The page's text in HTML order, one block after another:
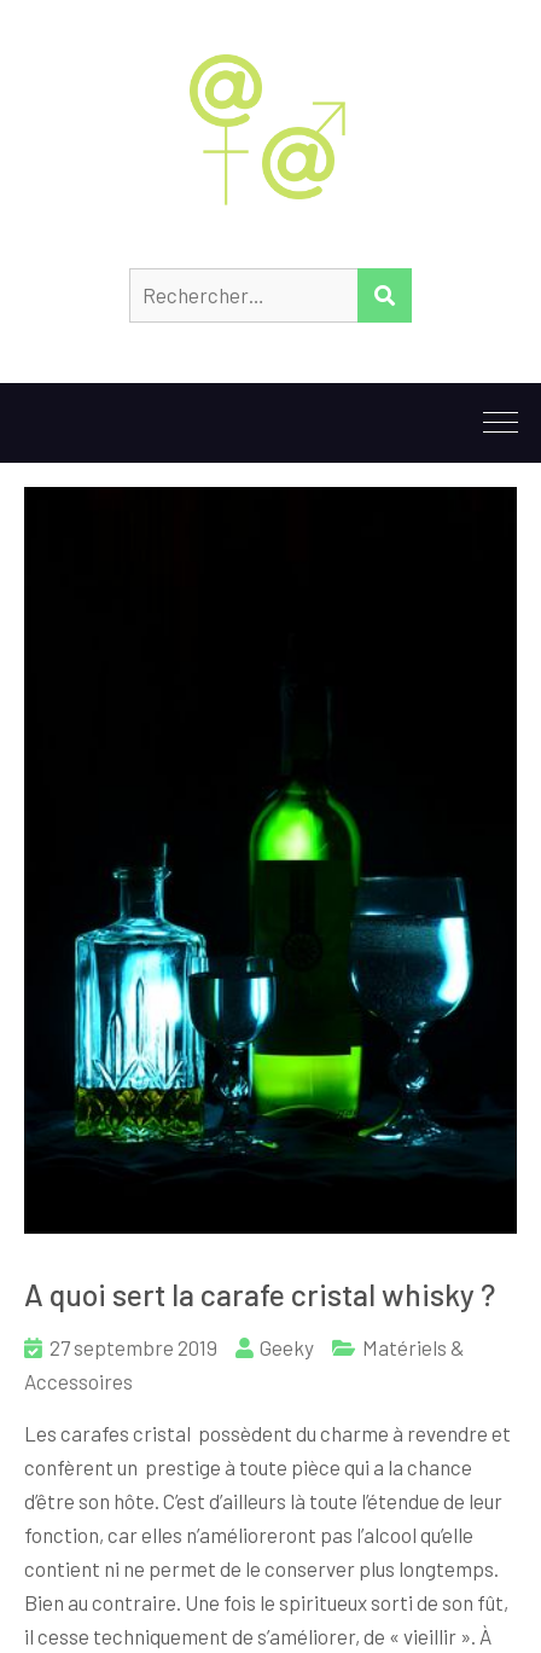
A quoi sert la carafe cristal whisky ?
27 septembre 2019 Geeky
Matériels &
Accessoires
Les carafes cristal possèdent du charme à revendre et
confèrent un prestige à toute pièce qui a la chance
d’être son hôte. C’est d’ailleurs là toute l’étendue de leur
fonction, car elles n’amélioreront pas l’alcool qu’elle
contient ni ne permet de le conserver plus longtemps.
Bien au contraire. Une fois le spiritueux sorti de son fût,
il cesse techniquement de s’améliorer, de « vieillir ». À